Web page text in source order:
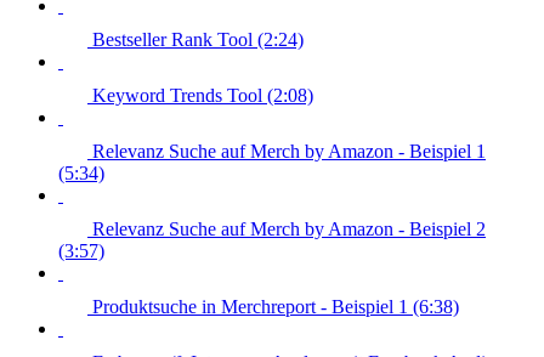
Bestseller Rank Tool (2:24)
Keyword Trends Tool (2:08)
Relevanz Suche auf Merch by Amazon - Beispiel 1
(5:34)
Relevanz Suche auf Merch by Amazon - Beispiel 2
(3:57)
Produktsuche in Merchreport - Beispiel 1 (6:38)